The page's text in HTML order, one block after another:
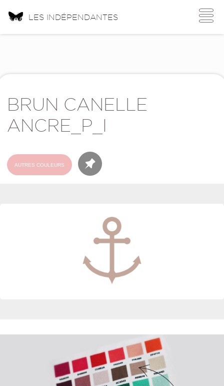
Toggle
LES INDÉPENDANTES
BRUN CANELLE
ANCRE_P_I
AUTRES COULEURS